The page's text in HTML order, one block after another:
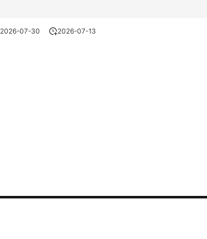
2026-07-30 2026-07-13